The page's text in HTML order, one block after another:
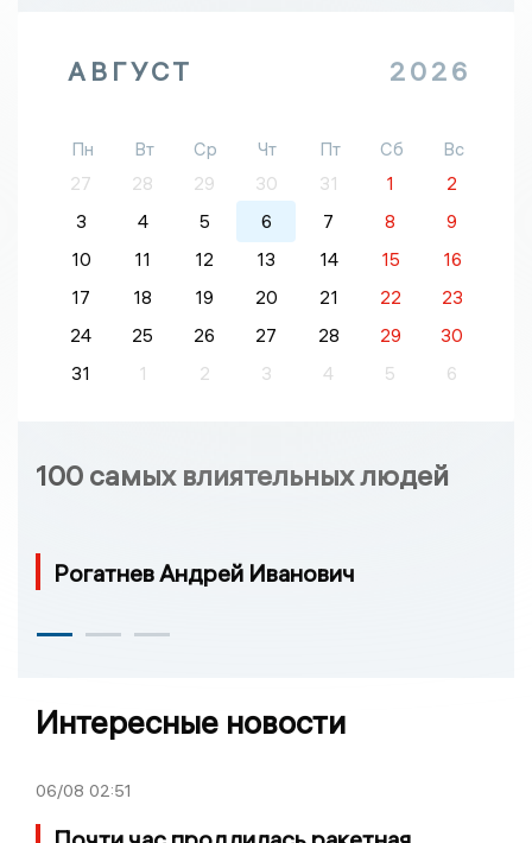
АВГУСТ 2026
Пн Вт Ср Чт Пт Сб
Вс
27
28 29 30 31 1
2
3
4 5 6 7 8
9
10
11 12 13 14 15
16
17
18 19 20 21 22
23
24
25 26 27 28 29
30
31
1 2 3 4 5 6
100 самых влиятельных людей
Рогатнев Андрей Иванович
Интересные новости
06/08 02:51